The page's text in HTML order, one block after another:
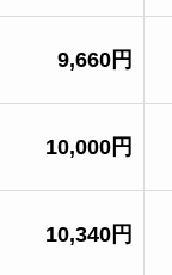
9,660円
10,000円
10,340円